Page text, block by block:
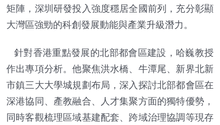
矩陣，深圳研發投入強度穩居全國前列，充分彰顯
大灣區強勁的科創發展動能與產業升級潛力。
針對香港重點發展的北部都會區建設，哈巍教授
作出專項分析。他聚焦洪水橋、牛潭尾、新界北新
市鎮三大大學城規劃布局，深入探討北部都會區在
深港協同、產教融合、人才集聚方面的獨特優勢，
同時客觀梳理區域基建配套、跨域治理協調等現存